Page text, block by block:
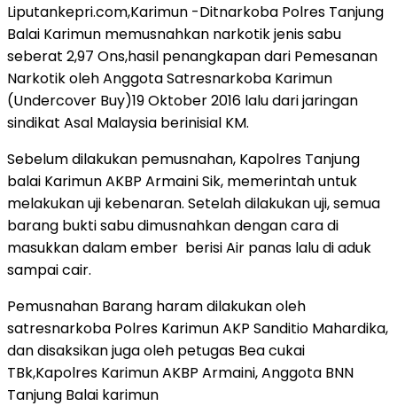
Liputankepri.com,Karimun -Ditnarkoba Polres Tanjung
Balai Karimun memusnahkan narkotik jenis sabu
seberat 2,97 Ons,hasil penangkapan dari Pemesanan
Narkotik oleh Anggota Satresnarkoba Karimun
(Undercover Buy)19 Oktober 2016 lalu dari jaringan
sindikat Asal Malaysia berinisial KM.
Sebelum dilakukan pemusnahan, Kapolres Tanjung
balai Karimun AKBP Armaini Sik, memerintah untuk
melakukan uji kebenaran. Setelah dilakukan uji, semua
barang bukti sabu dimusnahkan dengan cara di
masukkan dalam ember berisi Air panas lalu di aduk
sampai cair.
Pemusnahan Barang haram dilakukan oleh
satresnarkoba Polres Karimun AKP Sanditio Mahardika,
dan disaksikan juga oleh petugas Bea cukai
TBk,Kapolres Karimun AKBP Armaini, Anggota BNN
Tanjung Balai karimun